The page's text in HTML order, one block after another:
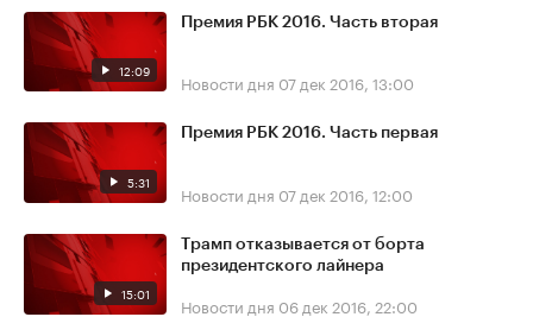
12:09
Премия РБК 2016. Часть вторая
Новости дня 07 дек 2016, 13:00
5:31
Премия РБК 2016. Часть первая
Новости дня 07 дек 2016, 12:00
15:01
Трамп отказывается от борта
президентского лайнера
Новости дня 06 дек 2016, 22:00